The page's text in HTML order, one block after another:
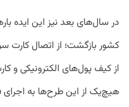
در سال‌های بعد نیز این ایده
کشور بازگشت؛ از اتصال کارت
از کیف پول‌های الکترونیکی و
هیچ‌یک از این طرح‌ها به اجرای